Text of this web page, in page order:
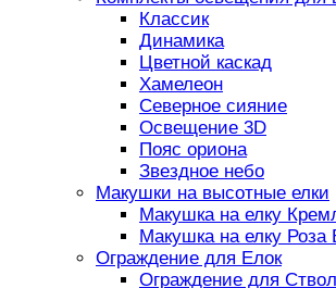
Классик
Динамика
Цветной каскад
Хамелеон
Северное сияние
Освещение 3D
Пояс ориона
Звездное небо
Макушки на высотные елки
Макушка на елку
Макушка на елку Роза
Ограждение для Елок
Ограждение для